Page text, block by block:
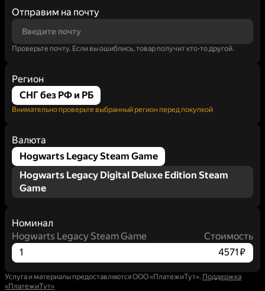
Отправим на почту
Проверьте почту. Если вы ошиблись, товар получит кто-то другой.
Регион
СНГ без РФ и РБ
Внимательно проверьте выбранный регион перед покупкой
Валюта
Hogwarts Legacy Steam Game
Hogwarts Legacy Digital Deluxe Edition Steam
Game
Номинал
Hogwarts Legacy Steam Game
Стоимость
1
4571 ₽
Услуга и материалы предоставляются ООО «ПлатежиТут». Поддержка
«ПлатежиТут»